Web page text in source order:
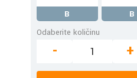
B B
Odaberite količinu
- +